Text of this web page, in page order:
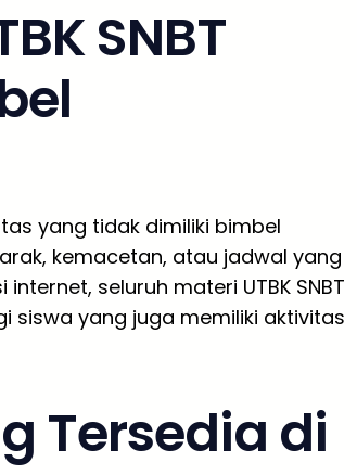
SNBT
yang tidak dimiliki bimbel
kemacetan, atau jadwal yang
seluruh materi UTBK SNBT
siswa yang juga memiliki aktivitas
Tersedia di